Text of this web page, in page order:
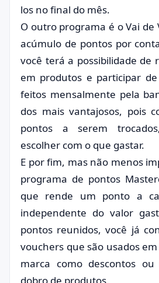
los no final do mês.
O outro programa é o Vai de
acúmulo de pontos por
você terá a possibilidade de
em produtos e participar
feitos mensalmente pela
dos mais vantajosos, pois
pontos a serem
escolher com o que gastar.
E por fim, mas não menos
programa de pontos
que rende um ponto a
independente do valor
pontos reunidos, você já
vouchers que são usados
marca como descontos